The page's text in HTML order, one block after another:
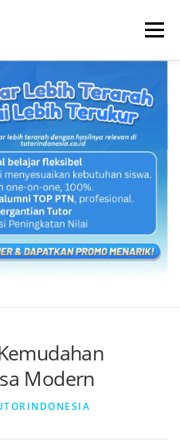
Menu
PENGAJAR
PROFIL ALUMNI
Modern